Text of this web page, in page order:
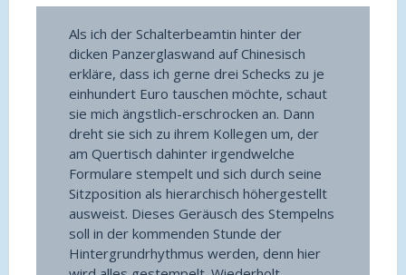
Als ich der Schalterbeamtin hinter der
dicken Panzerglaswand auf Chinesisch
erkläre, dass ich gerne drei Schecks zu je
einhundert Euro tauschen möchte, schaut
sie mich ängstlich-erschrocken an. Dann
dreht sie sich zu ihrem Kollegen um, der
am Quertisch dahinter irgendwelche
Formulare stempelt und sich durch seine
Sitzposition als hierarchisch höhergestellt
ausweist. Dieses Geräusch des Stempelns
soll in der kommenden Stunde der
Hintergrundrhythmus werden, denn hier